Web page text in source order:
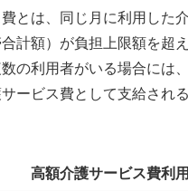
とは、同じ月に利用した
計額）が負担上限額を超
の利用者がいる場合には
ービス費として支給される
高額介護サービス費利